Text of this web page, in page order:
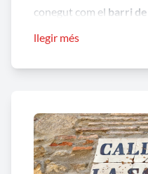
conegut com el barri
un nucli antic que
Els primers rastres
remunten als inicis del
menció del topònim
llegir més